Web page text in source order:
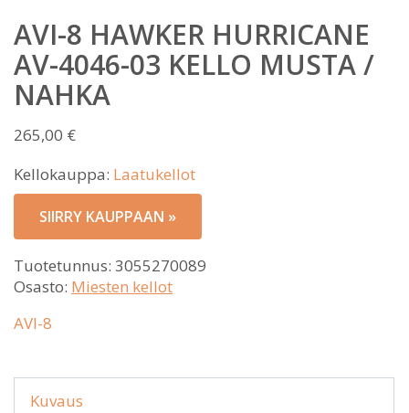
AVI-8 HAWKER HURRICANE
AV-4046-03 KELLO MUSTA /
NAHKA
265,00 €
Kellokauppa: Laatukellot
SIIRRY KAUPPAAN »
Tuotetunnus: 3055270089
Osasto: Miesten kellot
AVI-8
Kuvaus